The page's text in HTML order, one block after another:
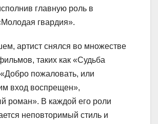
главную роль в
гвардия».
артист снялся во множестве
таких как «Судьба
пожаловать, или
вход воспрещен»,
роман». В каждой его роли
неповторимый стиль и